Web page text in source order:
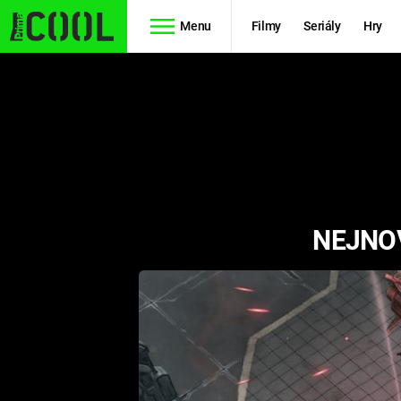
Menu Filmy Seriály Hry
FUTURAMA
RYCHLE A
ZBĚSILE 10
PREDÁTOR